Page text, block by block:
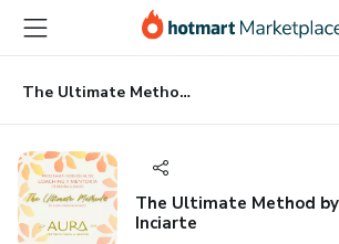
principal
página
de
página
The Ultimate Method by Aura Virginia Inciarte
The Ultimate Method
Inciarte